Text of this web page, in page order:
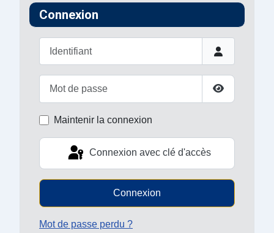
Connexion
Afficher le
Maintenir la connexion
Connexion avec clé d'accès
Connexion
Mot de passe perdu ?